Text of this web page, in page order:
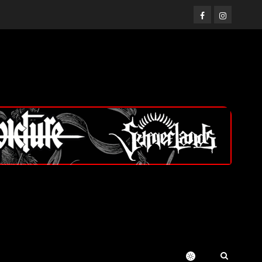
FacebookInstagram